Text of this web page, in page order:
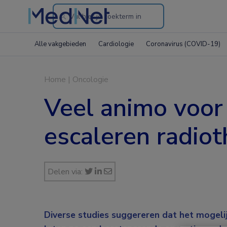
Search
the
Alle vakgebieden Cardiologie Coronavirus (COVID-19)
Home | Oncologie
Veel animo
escaleren
Delen via:
Diverse studies suggereren dat het